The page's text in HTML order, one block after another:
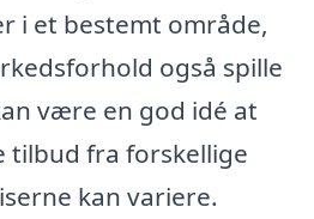
i et bestemt område,
også spille
være en god idé at
tilbud fra forskellige
kan variere.